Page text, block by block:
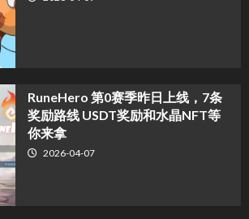
RuneHero 第0赛季昨日上线，7条
奖励路线 USDT奖励和水晶NFT等
你来拿
2026-04-07